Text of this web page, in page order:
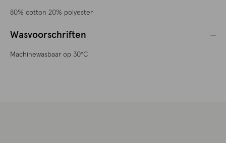
80% cotton 20% polyester
Wasvoorschriften
Machinewasbaar op 30°C